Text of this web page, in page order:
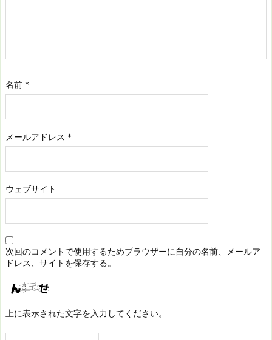
名前 *
メールアドレス *
ウェブサイト
次回のコメントで使用するためブラウザーに自分の名前、メールア
ドレス、サイトを保存する。
上に表示された文字を入力してください。